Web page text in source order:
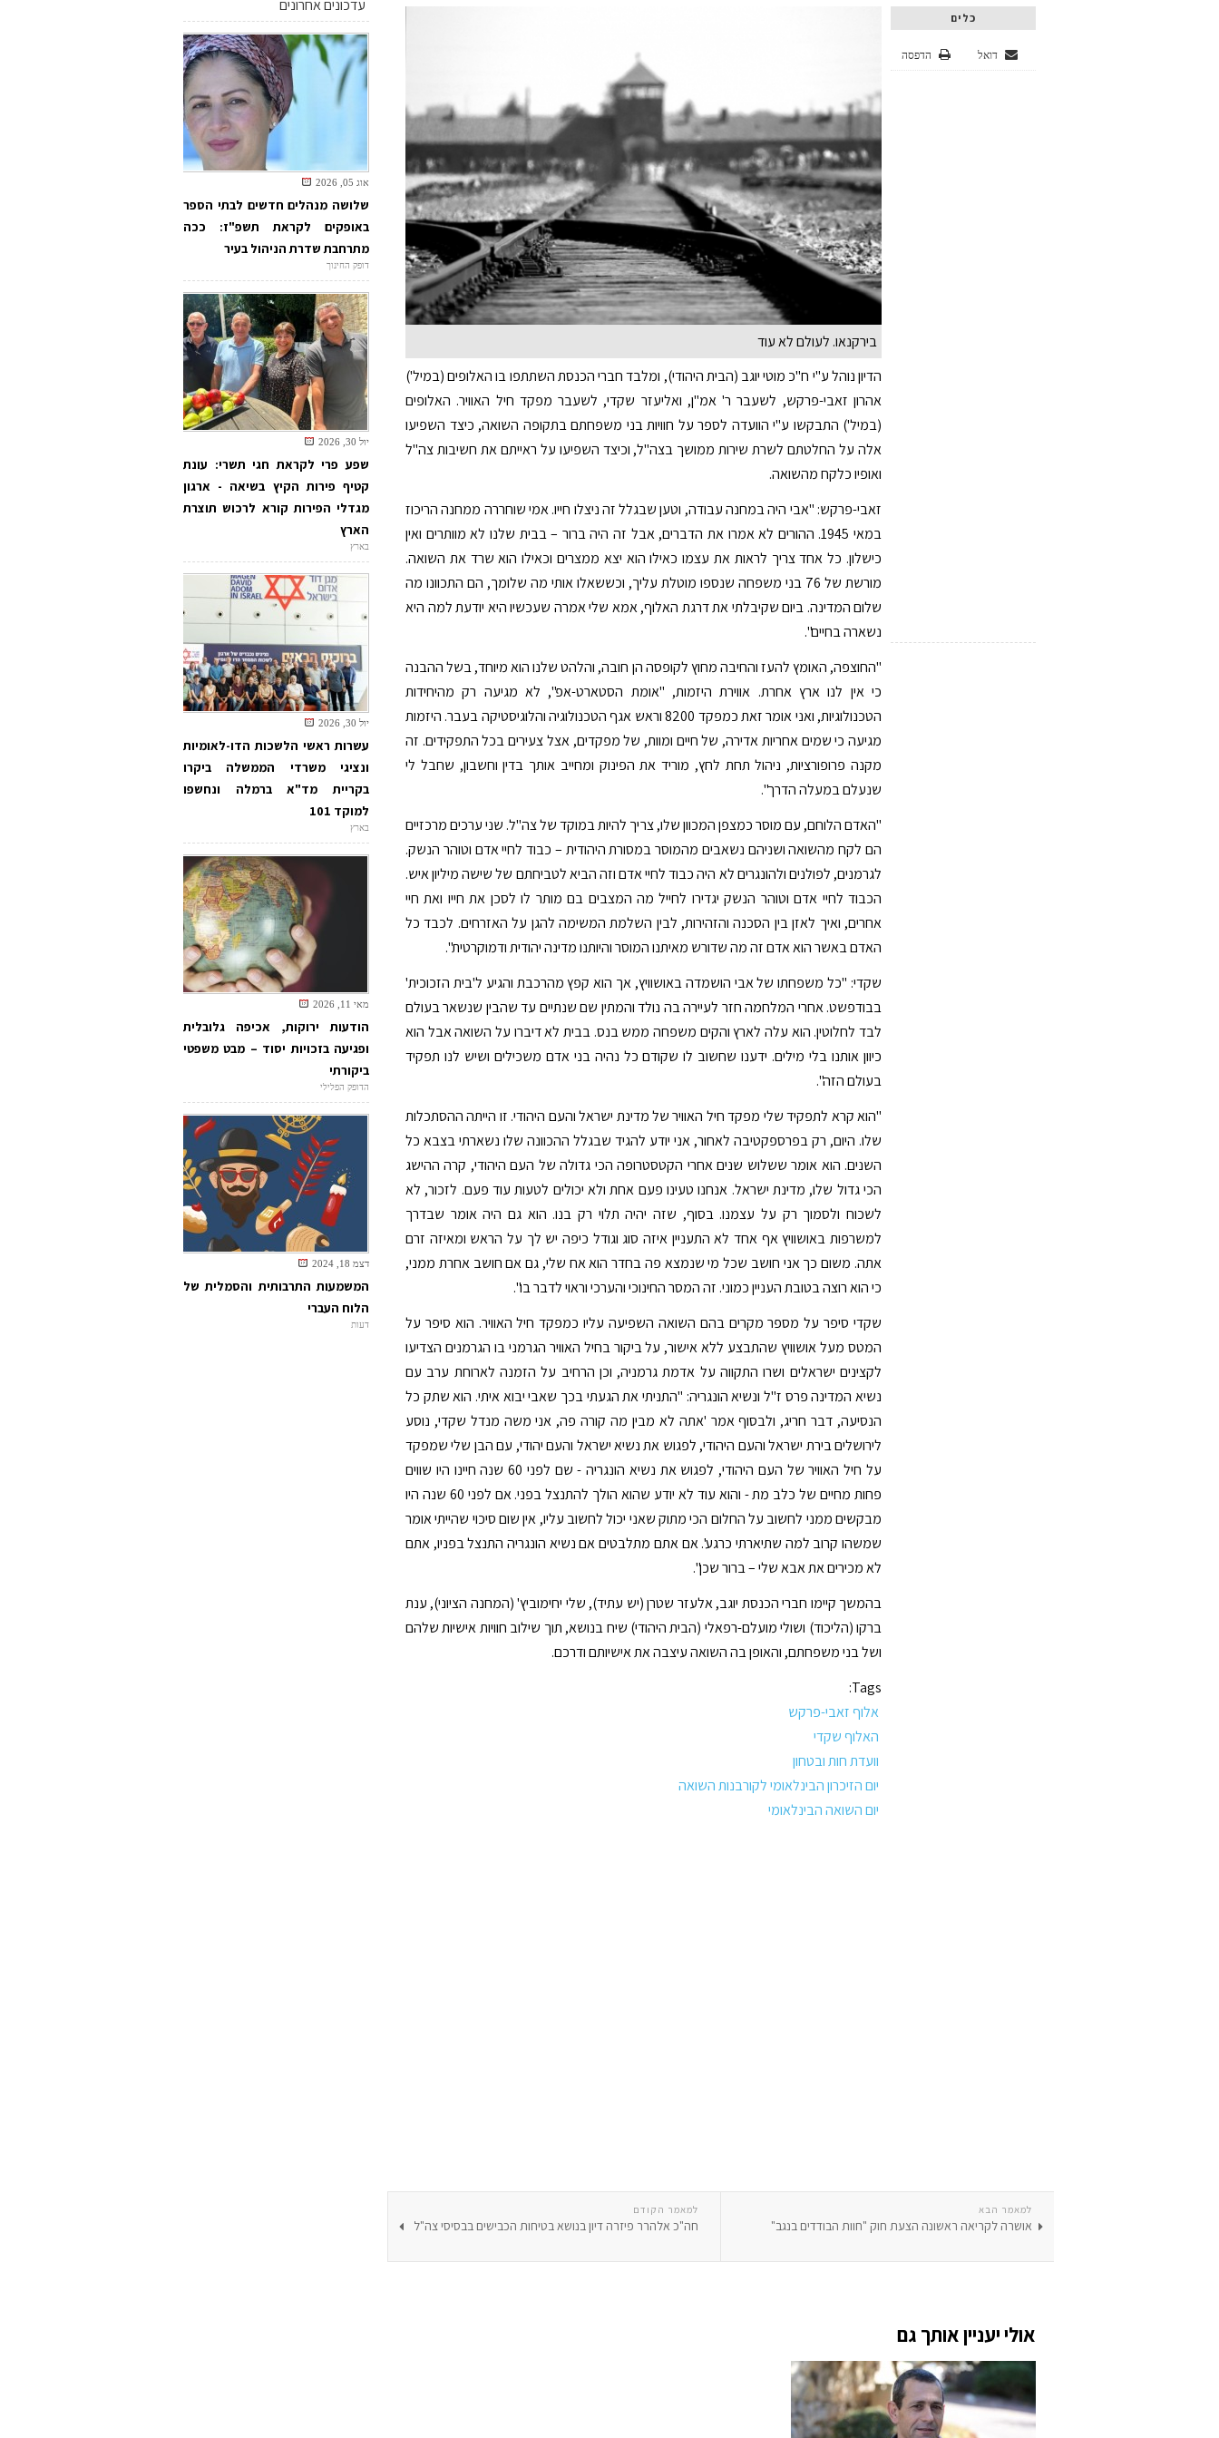
כלים
הדפסה דואל
בירקנאו. לעולם לא עוד
הדיון נוהל ע"י ח"כ מוטי יוגב (הבית היהודי), ומלבד חברי הכנסת השתתפו בו האלופים (במיל')
אהרון זאבי-פרקש, לשעבר ר' אמ"ן, ואליעזר שקדי, לשעבר מפקד חיל האוויר. האלופים
(במיל') התבקשו ע"י הוועדה לספר על חוויות בני משפחתם בתקופה השואה, כיצד השפיעו
אלה על החלטתם לשרת שירות ממושך בצה"ל, וכיצד השפיעו על ראייתם את חשיבות צה"ל
ואופיו כלקח מהשואה.
זאבי-פרקש: "אבי היה במחנה עבודה, וטען שבגלל זה ניצלו חייו. אמי שוחררה ממחנה הריכוז
במאי 1945. ההורים לא אמרו את הדברים, אבל זה היה ברור – בבית שלנו לא מוותרים ואין
כישלון. כל אחד צריך לראות את עצמו כאילו הוא יצא ממצרים וכאילו הוא שרד את השואה.
מורשת של 76 בני משפחה שנספו מוטלת עליך, וכששאלו אותי מה שלומך, הם התכוונו מה
שלום המדינה. ביום שקיבלתי את דרגת האלוף, אמא שלי אמרה שעכשיו היא יודעת למה היא
נשארה בחיים".
"החוצפה, האומץ להעז והחיבה מחוץ לקופסה הן חובה, והלהט שלנו הוא מיוחד, בשל ההבנה
כי אין לנו ארץ אחרת. אווירת היזמות, "אומת הסטארט-אפ", לא מגיעה רק מהיחידות
הטכנולוגיות, ואני אומר זאת כמפקד 8200 וראש אגף הטכנולוגיה והלוגיסטיקה בעבר. היזמות
מגיעה כי שמים אחריות אדירה, של חיים ומוות, של מפקדים, אצל צעירים בכל התפקידים. זה
מקנה פרופורציות, ניהול תחת לחץ, מוריד את הפינוק ומחייב אותך בדין וחשבון, שחבל לי
שנעלם במעלה הדרך".
"האדם הלוחם, עם מוסר כמצפן המכוון שלו, צריך להיות במוקד של צה"ל. שני ערכים מרכזיים
הם לקח מהשואה ושניהם נשאבים מהמוסר במסורת היהודית – כבוד לחיי אדם וטוהר הנשק.
לגרמנים, לפולנים ולהונגרים לא היה כבוד לחיי אדם וזה הביא לטביחתם של שישה מיליון איש.
הכבוד לחיי אדם וטוהר הנשק יגדירו לחייל מה המצבים בם מותר לו לסכן את חייו ואת חיי
אחרים, ואיך לאזן בין הסכנה והזהירות, לבין השלמת המשימה להגן על האזרחים. לכבד כל
האדם באשר הוא אדם זה מה שדורש מאיתנו המוסר והיותנו מדינה יהודית ודמוקרטית".
שקדי: "כל משפחתו של אבי הושמדה באושוויץ, אך הוא קפץ מהרכבת והגיע ל'בית הזכוכית'
בבודפשט. אחרי המלחמה חזר לעיירה בה נולד והמתין שם שנתיים עד שהבין שנשאר בעולם
לבד לחלוטין. הוא עלה לארץ והקים משפחה ממש בנס. בבית לא דיברו על השואה אבל הוא
כיוון אותנו בלי מילים. ידענו שחשוב לו שקודם כל נהיה בני אדם משכילים ושיש לנו תפקיד
בעולם הזה".
"הוא קרא לתפקיד שלי מפקד חיל האוויר של מדינת ישראל והעם היהודי. זו הייתה ההסתכלות
שלו. היום, רק בפרספקטיבה לאחור, אני יודע להגיד שבגלל ההכוונה שלו נשארתי בצבא כל
השנים. הוא אומר ששלוש שנים אחרי הקטסטרופה הכי גדולה של העם היהודי, קרה ההישג
הכי גדול שלו, מדינת ישראל. אנחנו טעינו פעם אחת ולא יכולים לטעות עוד פעם. לזכור, לא
לשכוח ולסמוך רק על עצמנו. בסוף, שזה יהיה תלוי רק בנו. הוא גם היה אומר שבדרך
למשרפות באושוויץ אף אחד לא התעניין איזה סוג וגודל כיפה יש לך על הראש ומאיזה זרם
אתה. משום כך אני חושב שכל מי שנמצא פה בחדר הוא אח שלי, גם אם חושב אחרת ממני,
כי הוא רוצה בטובת העניין כמוני. זה המסר החינוכי והערכי וראוי לדבר בו".
שקדי סיפר על מספר מקרים בהם השואה השפיעה עליו כמפקד חיל האוויר. הוא סיפר על
המטס מעל אושוויץ שהתבצע ללא אישור, על ביקור בחיל האוויר הגרמני בו הגרמנים הצדיעו
לקצינים ישראלים ושרו התקווה על אדמת גרמניה, וכן הרחיב על הזמנה לארוחת ערב עם
נשיא המדינה פרס ז"ל ונשיא הונגריה: "התניתי את הגעתי בכך שאבי יבוא איתי. הוא שתק כל
הנסיעה, דבר חריג, ולבסוף אמר 'אתה לא מבין מה קורה פה, אני משה מנדל שקדי, נוסע
לירושלים בירת ישראל והעם היהודי, לפגוש את נשיא ישראל והעם יהודי, עם הבן שלי שמפקד
על חיל האוויר של העם היהודי, לפגוש את נשיא הונגריה - שם לפני 60 שנה חיינו היו שווים
פחות מחיים של כלב מת - והוא עוד לא יודע שהוא הולך להתנצל בפני. אם לפני 60 שנה היו
מבקשים ממני לחשוב על החלום הכי מתוק שאני יכול לחשוב עליו, אין שום סיכוי שהייתי אומר
שמשהו קרוב למה שתיארתי כרגע'. אם אתם מתלבטים אם נשיא הונגריה התנצל בפניו, אתם
לא מכירים את אבא שלי – ברור שכן".
בהמשך קיימו חברי הכנסת יוגב, אלעזר שטרן (יש עתיד), שלי יחימוביץ' (המחנה הציוני), ענת
ברקו (הליכוד) ושולי מועלם-רפאלי (הבית היהודי) שיח בנושא, תוך שילוב חוויות אישיות שלהם
ושל בני משפחתם, והאופן בה השואה עיצבה את אישיותם ודרכם.
Tags:
אלוף זאבי-פרקש
האלוף שקדי
וועדת חות ובטחון
יום הזיכרון הבינלאומי לקורבנות השואה
יום השואה הבינלאומי
למאמר הקודם
חה"כ אלהרר פיזרה דיון בנושא בטיחות הכבישים בבסיסי צה"ל
למאמר הבא
אושרה לקריאה ראשונה הצעת חוק "חוות הבודדים בנגב"
אולי יעניין אותך גם
עדכונים אחרונים
אוג 05, 2026
שלושה מנהלים חדשים לבתי הספר
באופקים לקראת תשפ"ז: ככה
מתרחבת שדרת הניהול בעיר
דופק החינוך
יול 30, 2026
שפע פרי לקראת חגי תשרי: עונת
קטיף פירות הקיץ בשיאה - ארגון
מגדלי הפירות קורא לרכוש תוצרת
הארץ
בארץ
יול 30, 2026
עשרות ראשי הלשכות הדו-לאומיות
ונציגי משרדי הממשלה ביקרו
בקריית מד"א ברמלה ונחשפו
למוקד 101
בארץ
מאי 11, 2026
הודעות ירוקות, אכיפה גלובלית
ופגיעה בזכויות יסוד – מבט משפטי
ביקורתי
הדופק הפלילי
דצמ 18, 2024
המשמעות התרבותית והסמלית של
הלוח העברי
דעות